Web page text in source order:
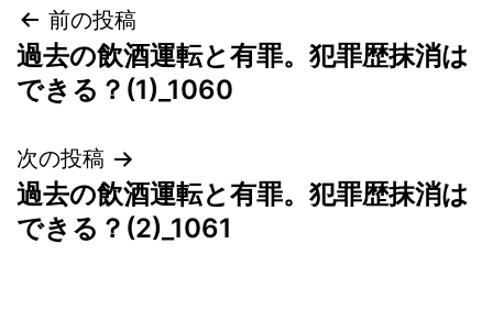
投
稿
ビ
ゲ
前の投稿
過去の飲酒運転と有罪。犯罪歴抹消は
できる？(1)_1060
次の投稿
過去の飲酒運転と有罪。犯罪歴抹消は
できる？(2)_1061